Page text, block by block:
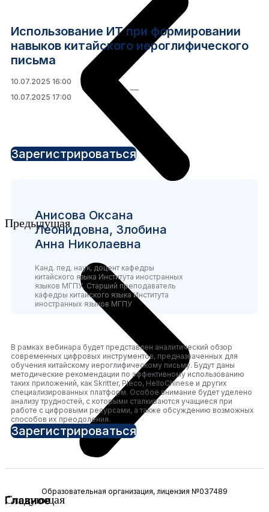
Предыдущая
Следующая
Использование ИТ при формировании
навыков китайского иероглифического
письма
10.07.2025 16:00
—
10.07.2025 17:00
Зарегистрироваться
Анисова Оксана
Леонидовна, Злобина
Анна Николаевна
Канд. пед. наук, доцент кафедры
китайского языка Института иностранных
языков МГПУ. Старший преподаватель
кафедры китайского языка Института
иностранных языков МГПУ
В рамках вебинара будет представлен аналитический обзор
современных цифровых инструментов, предназначенных для
обучения китайскому иероглифическому письму. Будут даны
методические рекомендации по эффективному использованию
таких приложений, как Skritter, Pleco, HelloChinese и других
специализированных платформ. Особое внимание будет уделено
анализу трудностей, с которыми сталкиваются учащиеся при
работе с цифровыми ресурсами, а также обсуждению возможных
способов их преодоления.
Зарегистрироваться
Образовательная организация, лицензия №037489
Главное